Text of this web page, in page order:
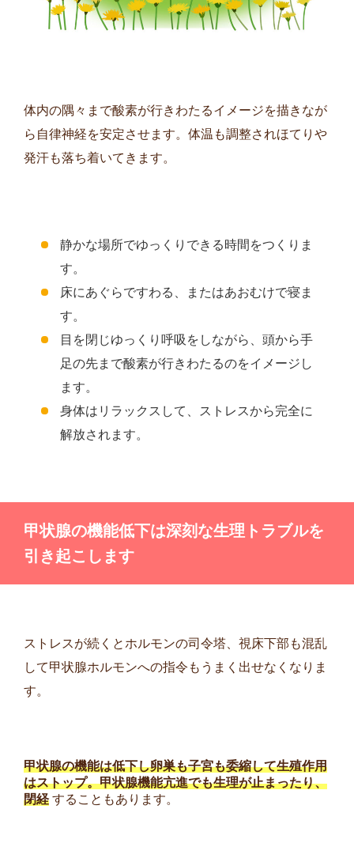
体内の隅々まで酸素が行きわたるイメージを描きなが
ら自律神経を安定させます。体温も調整されほてりや
発汗も落ち着いてきます。
静かな場所でゆっくりできる時間をつくりま
す。
床にあぐらですわる、またはあおむけで寝ま
す。
目を閉じゆっくり呼吸をしながら、頭から手
足の先まで酸素が行きわたるのをイメージし
ます。
身体はリラックスして、ストレスから完全に
解放されます。
甲状腺の機能低下は深刻な生理トラブルを
引き起こします
ストレスが続くとホルモンの司令塔、視床下部も混乱
して甲状腺ホルモンへの指令もうまく出せなくなりま
す。
甲状腺の機能は低下し卵巣も子宮も委縮して生殖作用
はストップ。甲状腺機能亢進でも生理が止まったり、
閉経 することもあります。